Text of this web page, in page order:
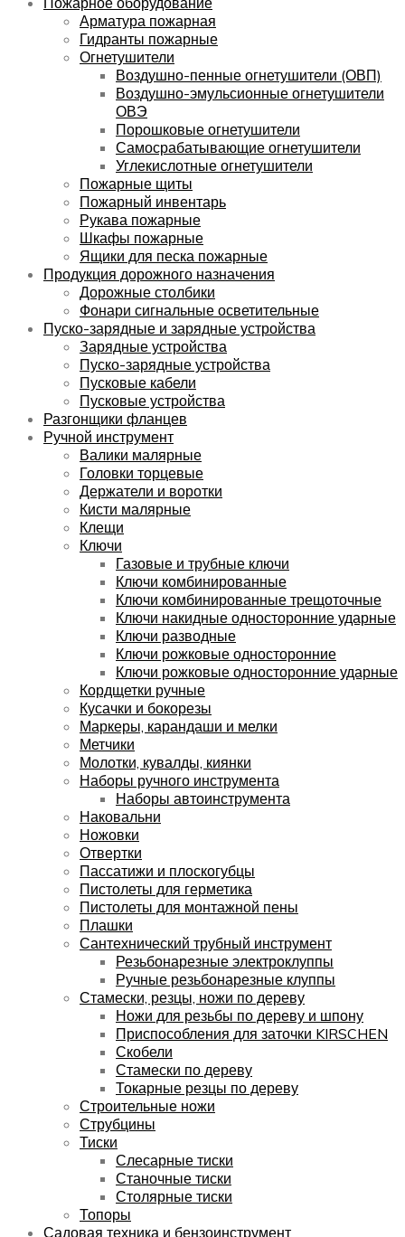
Арматура пожарная
Гидранты пожарные
Огнетушители
Воздушно-пенные огнетушители (ОВП)
Воздушно-эмульсионные огнетушители
ОВЭ
Порошковые огнетушители
Самосрабатывающие огнетушители
Углекислотные огнетушители
Пожарные щиты
Пожарный инвентарь
Рукава пожарные
Шкафы пожарные
Ящики для песка пожарные
Продукция дорожного назначения
Дорожные столбики
Фонари сигнальные осветительные
Пуско-зарядные и зарядные устройства
Зарядные устройства
Пуско-зарядные устройства
Пусковые кабели
Пусковые устройства
Разгонщики фланцев
Ручной инструмент
Валики малярные
Головки торцевые
Держатели и воротки
Кисти малярные
Клещи
Ключи
Газовые и трубные ключи
Ключи комбинированные
Ключи комбинированные трещоточные
Ключи накидные односторонние ударные
Ключи разводные
Ключи рожковые односторонние
Ключи рожковые односторонние ударные
Кордщетки ручные
Кусачки и бокорезы
Маркеры, карандаши и мелки
Метчики
Молотки, кувалды, киянки
Наборы ручного инструмента
Наборы автоинструмента
Наковальни
Ножовки
Отвертки
Пассатижи и плоскогубцы
Пистолеты для герметика
Пистолеты для монтажной пены
Плашки
Сантехнический трубный инструмент
Резьбонарезные электроклуппы
Ручные резьбонарезные клуппы
Стамески, резцы, ножи по дереву
Ножи для резьбы по дереву и шпону
Приспособления для заточки KIRSCHEN
Скобели
Стамески по дереву
Токарные резцы по дереву
Строительные ножи
Струбцины
Тиски
Слесарные тиски
Станочные тиски
Столярные тиски
Топоры
Садовая техника и бензоинструмент